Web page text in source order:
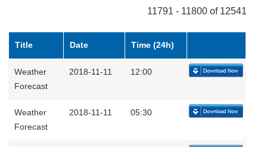
11791 - 11800 of 12541
Title Date Time (24h)
Weather
Forecast
2018-11-11 12:00
Weather
Forecast
2018-11-11 05:30